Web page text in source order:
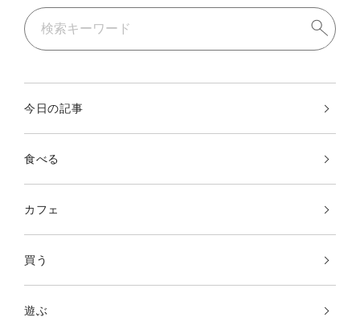
今日の記事
食べる
カフェ
買う
遊ぶ